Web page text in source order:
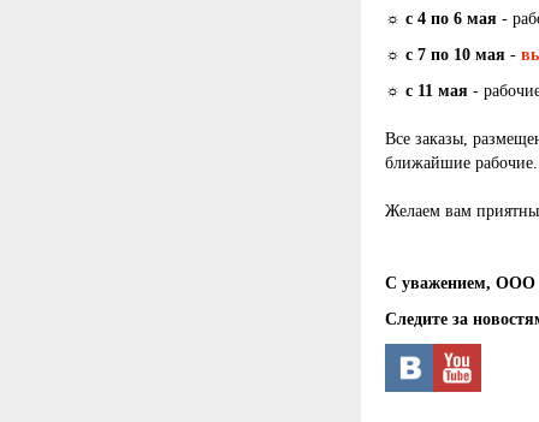
☼ с 4 по 6 мая -
☼ с 7 по 10 мая -
☼ с 11 мая -
Все заказы,
ближайшие рабочие.
Желаем вам
С уважением, ООО
Следите за